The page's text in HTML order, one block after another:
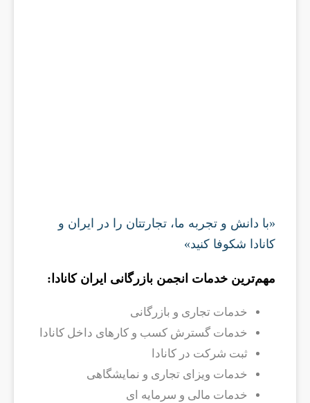
«با دانش و تجربه ما، تجارتتان را در ایران و
کانادا شکوفا کنید»
مهم‌ترین خدمات انجمن بازرگانی ایران کانادا:
خدمات تجاری و بازرگانی
خدمات گسترش کسب و کارهای داخل کانادا
ثبت شرکت در کانادا
خدمات ویزای تجاری و نمایشگاهی
خدمات مالی و سرمایه ای